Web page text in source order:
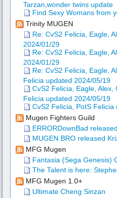
Tarzan,wonder twins update
Find Sexy Womans from
Trinity MUGEN
Re: CvS2 Felicia, Eagle,
2024/01/29
Re: CvS2 Felicia, Eagle,
2024/01/29
Re: CvS2 Felicia, Eagle,
Felicia updated 2024/05/19
CvS2 Felicia, Eagle, Alex,
Felicia updated 2024/05/19
CvS2 Felicia, PotS
Mugen Fighters Guild
ERRORDownBad
MUGEN BRO released
MFG Mugen
Fantasia (Sega Genesis)
The Talent is here:
MFG Mugen 1.0+
Ultimate Cheng Sinzan